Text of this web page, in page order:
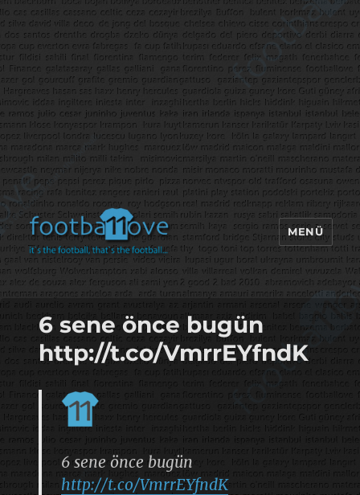
footbaLLove
MENÜ
6 sene önce bugün
http://t.co/VmrrEYfndK
6 sene önce bugün
http://t.co/VmrrEYfndK